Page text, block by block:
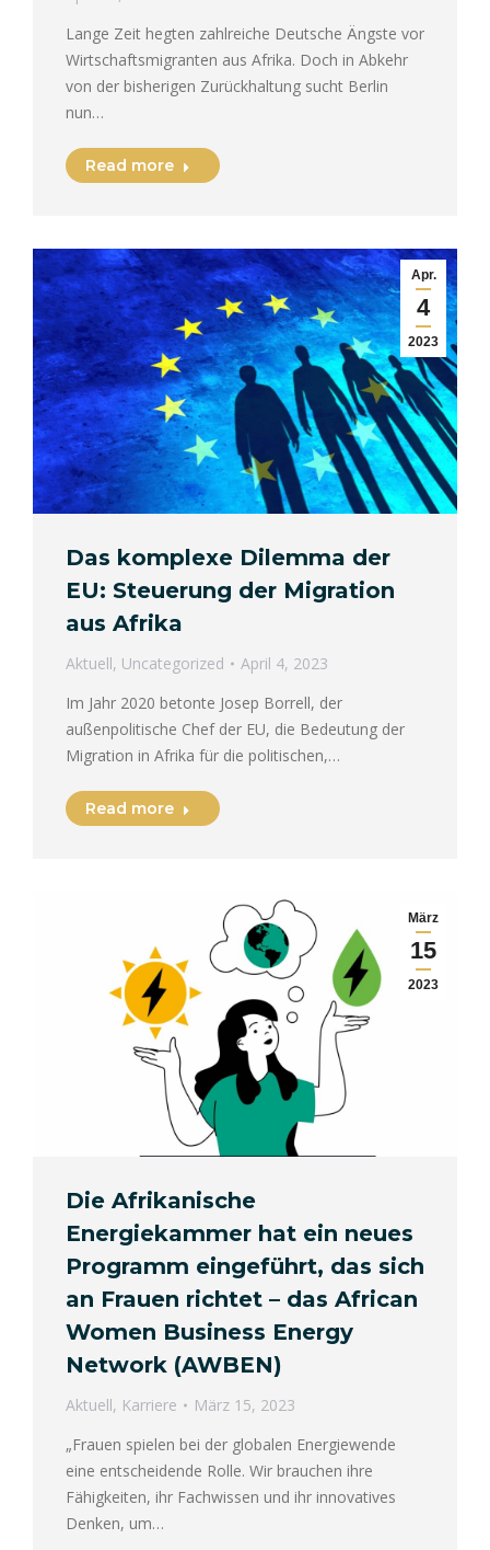
Lange Zeit hegten zahlreiche Deutsche Ängste vor
Wirtschaftsmigranten aus Afrika. Doch in Abkehr
von der bisherigen Zurückhaltung sucht Berlin
nun…
Read more
Apr.
4
2023
Das komplexe Dilemma der
EU: Steuerung der Migration
aus Afrika
Aktuell, Uncategorized
April 4, 2023
Im Jahr 2020 betonte Josep Borrell, der
außenpolitische Chef der EU, die Bedeutung der
Migration in Afrika für die politischen,…
Read more
März
15
2023
Die Afrikanische
Energiekammer hat ein neues
Programm eingeführt, das sich
an Frauen richtet – das African
Women Business Energy
Network (AWBEN)
Aktuell, Karriere
März 15, 2023
„Frauen spielen bei der globalen Energiewende
eine entscheidende Rolle. Wir brauchen ihre
Fähigkeiten, ihr Fachwissen und ihr innovatives
Denken, um…